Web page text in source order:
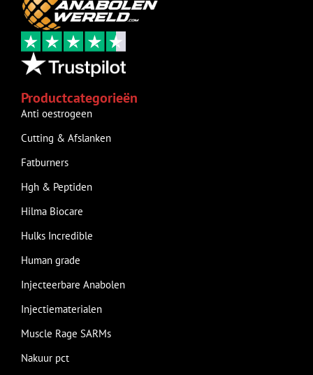
Productcategorieën
Anti oestrogeen
Cutting & Afslanken
Fatburners
Hgh & Peptiden
Hilma Biocare
Hulks Incredible
Human grade
Injecteerbare Anabolen
Injectiematerialen
Muscle Rage SARMs
Nakuur pct